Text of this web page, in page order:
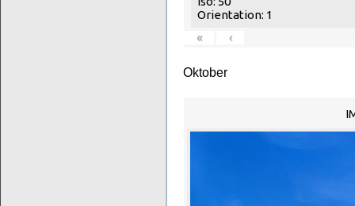
Orientation: 1
«
‹
Oktober